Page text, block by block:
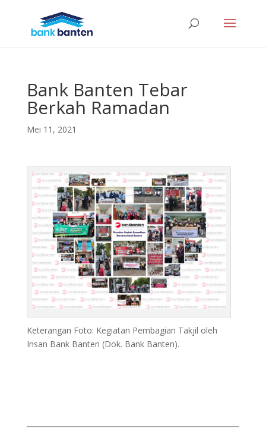
Bank Banten Tebar
Berkah Ramadan
Mei 11, 2021
Keterangan Foto: Kegiatan Pembagian Takjil oleh
Insan Bank Banten (Dok. Bank Banten).